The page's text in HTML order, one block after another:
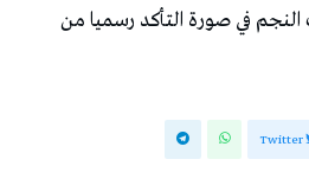
النجم في صورة التأكد رسميا من
Twitter